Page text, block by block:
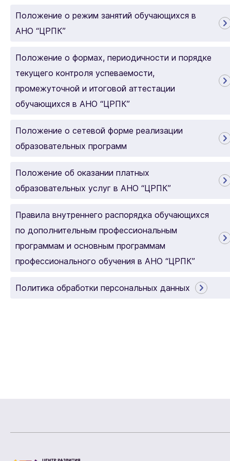
Положение о режим занятий обучающихся в
АНО “ЦРПК”
Положение о формах, периодичности и порядке
текущего контроля успеваемости,
промежуточной и итоговой аттестации
обучающихся в АНО “ЦРПК”
Положение о сетевой форме реализации
образовательных программ
Положение об оказании платных
образовательных услуг в АНО “ЦРПК”
Правила внутреннего распорядка обучающихся
по дополнительным профессиональным
программам и основным программам
профессионального обучения в АНО “ЦРПК”
Политика обработки персональных данных